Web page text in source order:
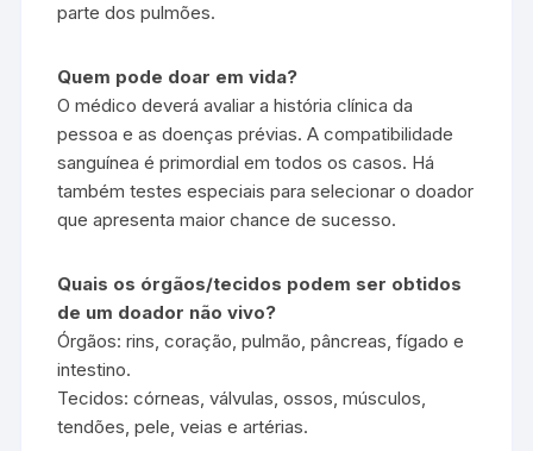
parte dos pulmões.
Quem pode doar em vida?
O médico deverá avaliar a história clínica da
pessoa e as doenças prévias. A compatibilidade
sanguínea é primordial em todos os casos. Há
também testes especiais para selecionar o doador
que apresenta maior chance de sucesso.
Quais os órgãos/tecidos podem ser obtidos
de um doador não vivo?
Órgãos: rins, coração, pulmão, pâncreas, fígado e
intestino.
Tecidos: córneas, válvulas, ossos, músculos,
tendões, pele, veias e artérias.